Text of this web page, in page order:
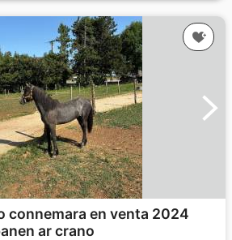
connemara en venta 2024
ar crano